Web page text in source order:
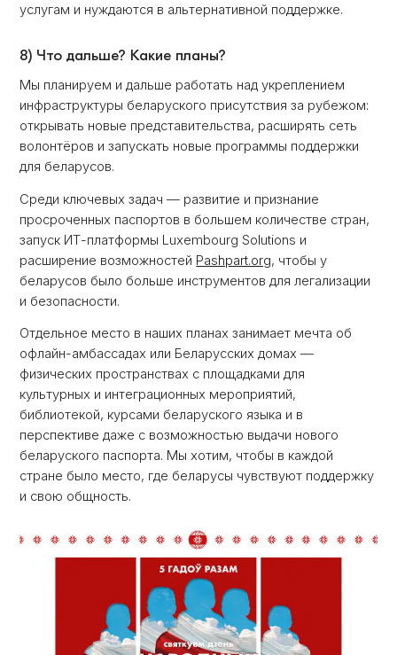
услугам и нуждаются в альтернативной поддержке.
8) Что дальше? Какие планы?
Мы планируем и дальше работать над укреплением
инфраструктуры беларуского присутствия за рубежом:
открывать новые представительства, расширять сеть
волонтёров и запускать новые программы поддержки
для беларусов.
Среди ключевых задач — развитие и признание
просроченных паспортов в большем количестве стран,
запуск ИТ-платформы Luxembourg Solutions и
расширение возможностей Pashpart.org, чтобы у
беларусов было больше инструментов для легализации
и безопасности.
Отдельное место в наших планах занимает мечта об
офлайн-амбассaдах или Беларусских домах —
физических пространствах с площадками для
культурных и интеграционных мероприятий,
библиотекой, курсами беларуского языка и в
перспективе даже с возможностью выдачи нового
беларуского паспорта. Мы хотим, чтобы в каждой
стране было место, где беларусы чувствуют поддержку
и свою общность.